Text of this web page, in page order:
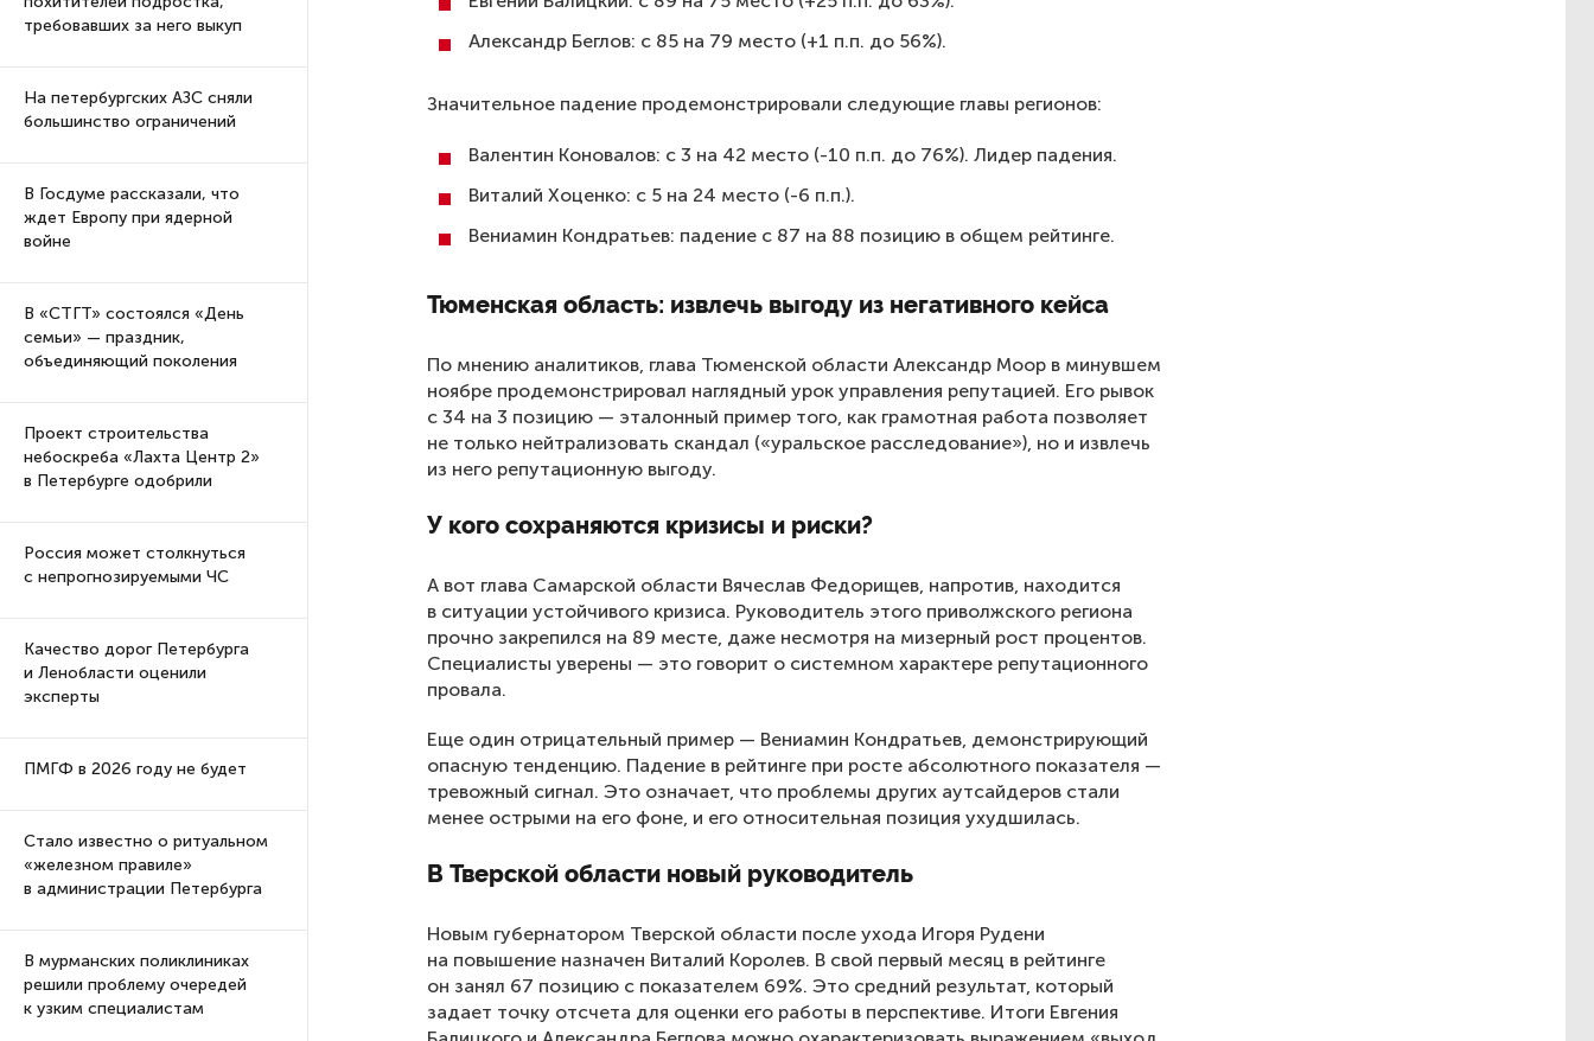
требовавших за него выкуп
На петербургских АЗС сняли
большинство ограничений
В Госдуме рассказали, что
ждет Европу при ядерной
войне
В «СТГТ» состоялся «День
семьи» — праздник,
объединяющий поколения
Проект строительства
небоскреба «Лахта Центр 2»
в Петербурге одобрили
Россия может столкнуться
с непрогнозируемыми ЧС
Качество дорог Петербурга
и Ленобласти оценили
эксперты
ПМГФ в 2026 году не будет
Стало известно о ритуальном
«железном правиле»
в администрации Петербурга
В мурманских поликлиниках
решили проблему очередей
к узким специалистам
Александр Беглов: с 85 на 79 место (+1 п.п. до 56%).
Значительное падение продемонстрировали следующие главы регионов:
Валентин Коновалов: с 3 на 42 место (-10 п.п. до 76%). Лидер падения.
Виталий Хоценко: с 5 на 24 место (-6 п.п.).
Вениамин Кондратьев: падение с 87 на 88 позицию в общем рейтинге.
Тюменская область: извлечь выгоду из негативного кейса
По мнению аналитиков, глава Тюменской области Александр Моор в минувшем
ноябре продемонстрировал наглядный урок управления репутацией. Его рывок
с 34 на 3 позицию — эталонный пример того, как грамотная работа позволяет
не только нейтрализовать скандал («уральское расследование»), но и извлечь
из него репутационную выгоду.
У кого сохраняются кризисы и риски?
А вот глава Самарской области Вячеслав Федорищев, напротив, находится
в ситуации устойчивого кризиса. Руководитель этого приволжского региона
прочно закрепился на 89 месте, даже несмотря на мизерный рост процентов.
Специалисты уверены — это говорит о системном характере репутационного
провала.
Еще один отрицательный пример — Вениамин Кондратьев, демонстрирующий
опасную тенденцию. Падение в рейтинге при росте абсолютного показателя —
тревожный сигнал. Это означает, что проблемы других аутсайдеров стали
менее острыми на его фоне, и его относительная позиция ухудшилась.
В Тверской области новый руководитель
Новым губернатором Тверской области после ухода Игоря Рудени
на повышение назначен Виталий Королев. В свой первый месяц в рейтинге
он занял 67 позицию с показателем 69%. Это средний результат, который
задает точку отсчета для оценки его работы в перспективе. Итоги Евгения